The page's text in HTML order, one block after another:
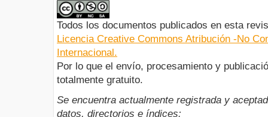
Todos los documentos publicados en esta
Licencia Creative Commons Atribución -No
Internacional.
Por lo que el envío, procesamiento y
totalmente gratuito.
Se encuentra actualmente registrada y
datos, directorios e índices: